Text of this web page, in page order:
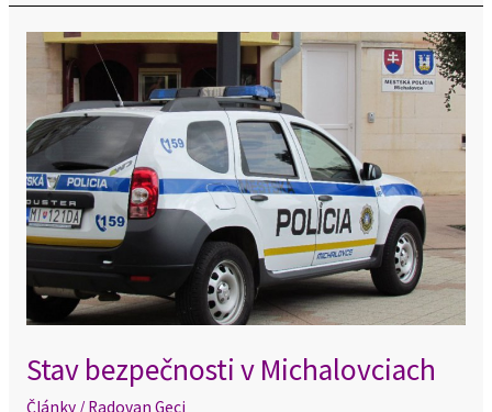
Stav bezpečnosti v Michalovciach
Články/ Radovan Geci
Stav
bezpečnosti
v Michalovciach